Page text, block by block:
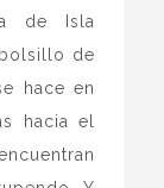
de Isla
de
hace en
hacia el